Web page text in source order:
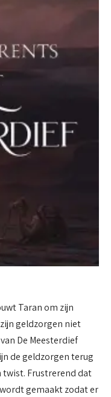
Taran om zijn
geldzorgen niet
De Meesterdief
de geldzorgen terug
twist. Frustrerend dat
wordt gemaakt zodat er